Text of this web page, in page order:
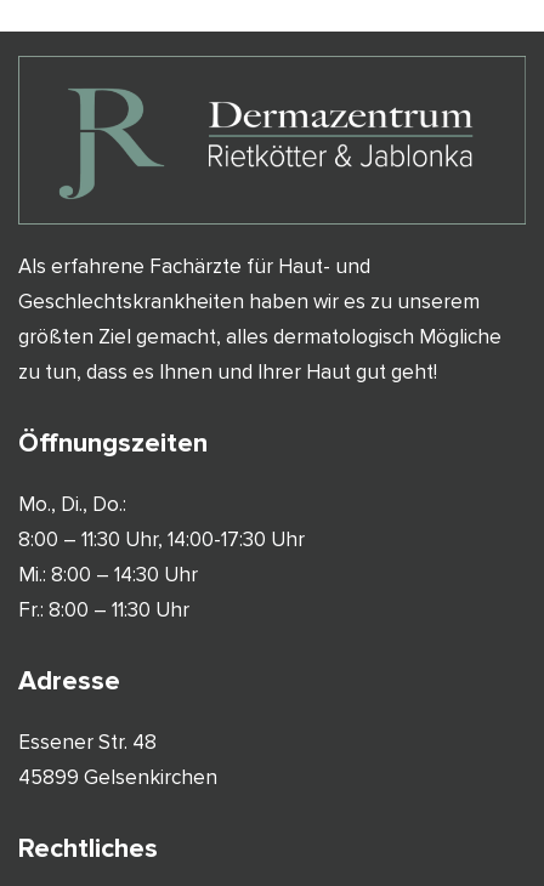
Als erfahrene Fachärzte für Haut- und
Geschlechtskrankheiten haben wir es zu unserem
größten Ziel gemacht, alles dermatologisch Mögliche
zu tun, dass es Ihnen und Ihrer Haut gut geht!
Öffnungszeiten
Mo., Di., Do.:
8:00 – 11:30 Uhr, 14:00-17:30 Uhr
Mi.: 8:00 – 14:30 Uhr
Fr.: 8:00 – 11:30 Uhr
Adresse
Essener Str. 48
45899 Gelsenkirchen
Rechtliches